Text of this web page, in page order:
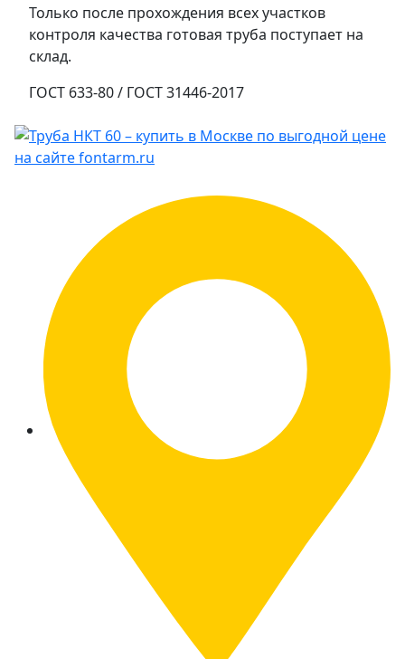
Только после прохождения всех участков
контроля качества готовая труба поступает на
склад.
ГОСТ 633-80 / ГОСТ 31446-2017